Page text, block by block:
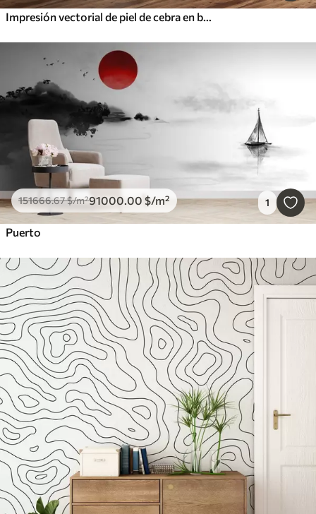
Impresión vectorial de piel de cebra en blanco y negro
151666.67$/m²91000.00 $/m² 1
Puerto